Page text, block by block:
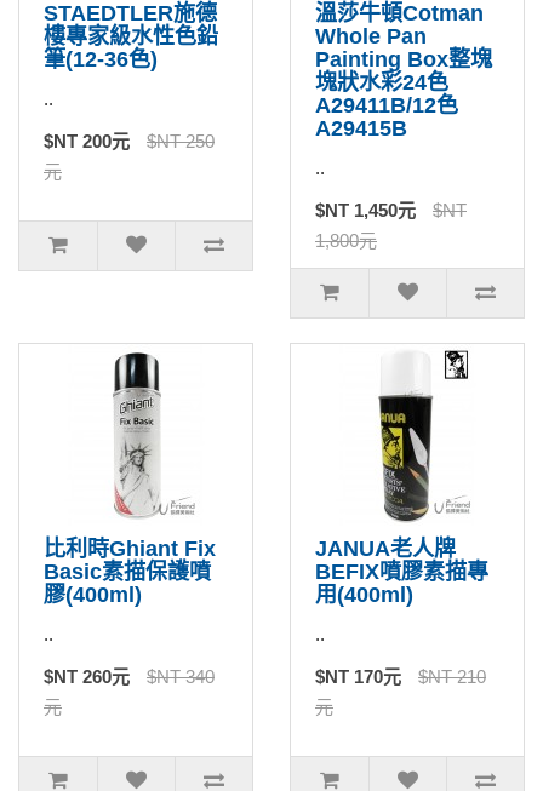
STAEDTLER施德
樓專家級水性色鉛
筆(12-36色)
..
$NT 200元
$NT 250
元
溫莎牛頓Cotman
Whole Pan
Painting Box整塊
塊狀水彩24色
A29411B/12色
A29415B
..
$NT 1,450元
$NT
1,800元
比利時Ghiant Fix
Basic素描保護噴
膠(400ml)
..
$NT 260元
$NT 340
元
JANUA老人牌
BEFIX噴膠素描專
用(400ml)
..
$NT 170元
$NT 210
元